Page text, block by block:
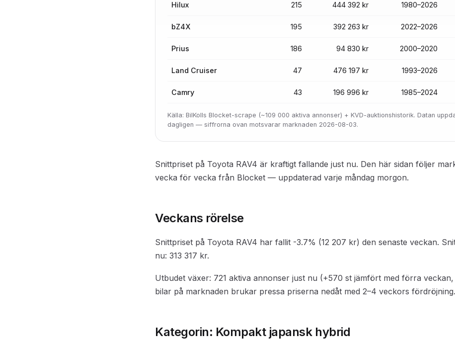
Hilux 215 444 392 kr 1980–2026
bZ4X 195 392 263 kr 2022–2026
Prius 186 94 830 kr 2000–2020
Land Cruiser 47 476 197 kr 1993–2026
Camry 43 196 996 kr 1985–2024
Källa: BilKolls Blocket-scrape (~109 000 aktiva annonser) + KVD-auktionshistorik. Datan
dagligen — siffrorna ovan motsvarar marknaden 2026-08-03.
Snittpriset på Toyota RAV4 är kraftigt fallande just nu. Den här sidan följer
vecka för vecka från Blocket — uppdaterad varje måndag morgon.
Veckans rörelse
Snittpriset på Toyota RAV4 har fallit -3.7% (12 207 kr) den senaste veckan.
nu: 313 317 kr.
Utbudet växer: 721 aktiva annonser just nu (+570 st jämfört med förra
bilar på marknaden brukar pressa priserna nedåt med 2–4 veckors fördröjning.
Kategorin: Kompakt japansk hybrid